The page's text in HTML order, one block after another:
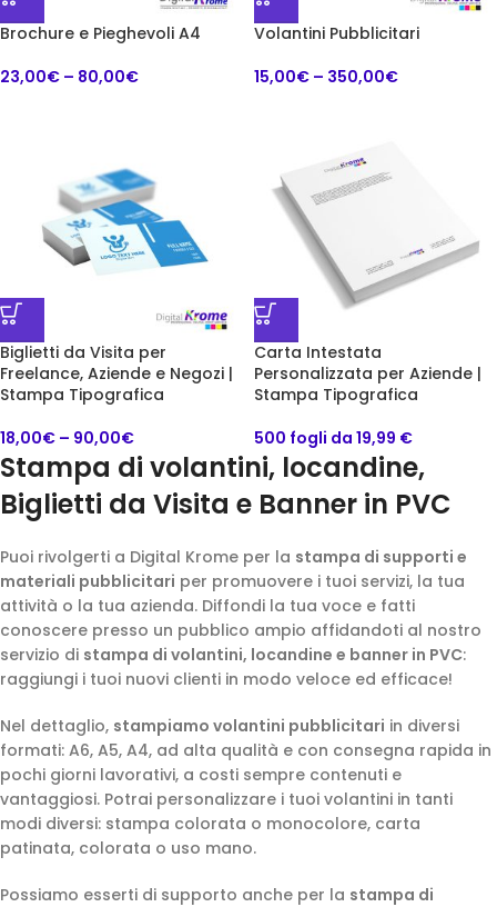
Brochure e Pieghevoli A4
23,00€ – 80,00€
Volantini Pubblicitari
15,00€ – 350,00€
Biglietti da Visita per
Freelance, Aziende e Negozi |
Stampa Tipografica
18,00€ – 90,00€
Carta Intestata
Personalizzata per Aziende |
Stampa Tipografica
500 fogli da 19,99 €
Stampa di volantini, locandine,
Biglietti da Visita e Banner in PVC
Puoi rivolgerti a Digital Krome per la stampa di supporti e
materiali pubblicitari per promuovere i tuoi servizi, la tua
attività o la tua azienda. Diffondi la tua voce e fatti
conoscere presso un pubblico ampio affidandoti al nostro
servizio di stampa di volantini, locandine e banner in PVC:
raggiungi i tuoi nuovi clienti in modo veloce ed efficace!
Nel dettaglio, stampiamo volantini pubblicitari in diversi
formati: A6, A5, A4, ad alta qualità e con consegna rapida in
pochi giorni lavorativi, a costi sempre contenuti e
vantaggiosi. Potrai personalizzare i tuoi volantini in tanti
modi diversi: stampa colorata o monocolore, carta
patinata, colorata o uso mano.
Possiamo esserti di supporto anche per la stampa di